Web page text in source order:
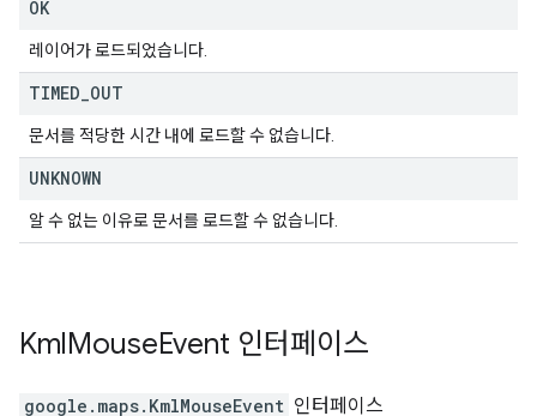
OK
레이어가 로드되었습니다.
TIMED OUT
문서를 적당한 시간 내에 로드할 수 없습니다.
UNKNOWN
알 수 없는 이유로 문서를 로드할 수 없습니다.
KmlMouseEvent 인터페이스
google.maps. KmlMouseEvent 인터페이스